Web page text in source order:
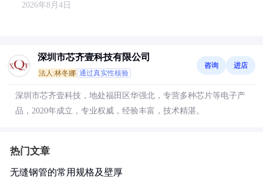
2026年8月4日
深圳市芯齐壹科技有限公司
法人:林冬娜 通过真实性核验
咨询 进店
深圳市芯齐壹科技，地处福田区华强北，专营多种芯片等电子产
品，2020年成立，专业权威，经验丰富，技术精湛。
热门文章
无缝钢管的常用规格及壁厚